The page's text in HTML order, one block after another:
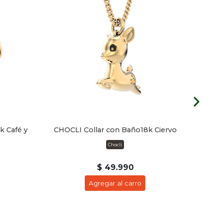
Café y CHOCLI Collar con Baño18k Ciervo
Chocli
$ 49.990
Agregar al carro